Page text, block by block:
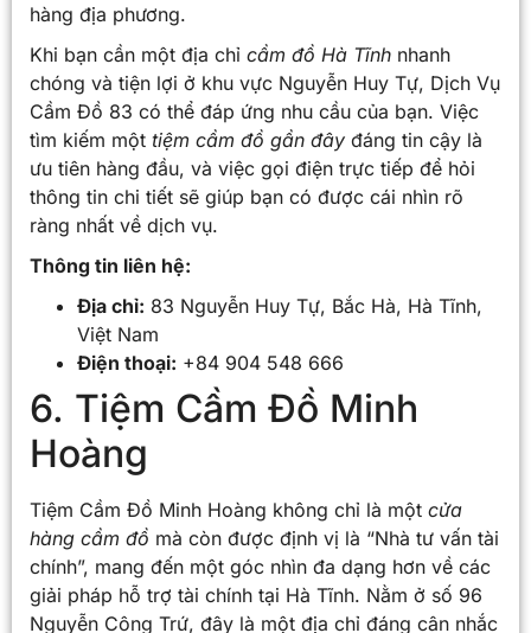
hàng địa phương.
Khi bạn cần một địa chỉ cầm đồ Hà Tĩnh nhanh
chóng và tiện lợi ở khu vực Nguyễn Huy Tự, Dịch Vụ
Cầm Đồ 83 có thể đáp ứng nhu cầu của bạn. Việc
tìm kiếm một tiệm cầm đồ gần đây đáng tin cậy là
ưu tiên hàng đầu, và việc gọi điện trực tiếp để hỏi
thông tin chi tiết sẽ giúp bạn có được cái nhìn rõ
ràng nhất về dịch vụ.
Thông tin liên hệ:
Địa chỉ: 83 Nguyễn Huy Tự, Bắc Hà, Hà Tĩnh,
Việt Nam
Điện thoại: +84 904 548 666
6. Tiệm Cầm Đồ Minh
Hoàng
Tiệm Cầm Đồ Minh Hoàng không chỉ là một cửa
hàng cầm đồ mà còn được định vị là “Nhà tư vấn tài
chính”, mang đến một góc nhìn đa dạng hơn về các
giải pháp hỗ trợ tài chính tại Hà Tĩnh. Nằm ở số 96
Nguyễn Công Trứ, đây là một địa chỉ đáng cân nhắc